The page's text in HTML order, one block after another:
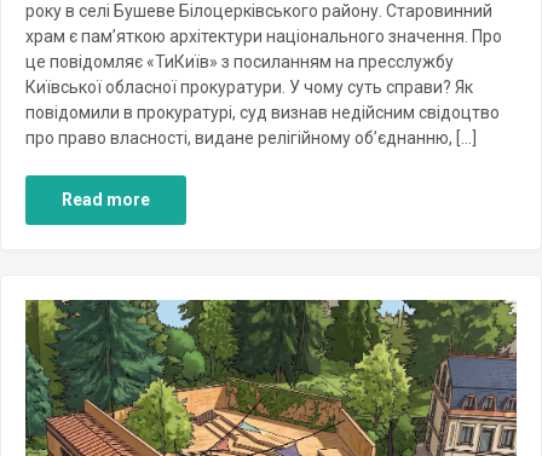
року в селі Бушеве Білоцерківського району. Старовинний
храм є пам’яткою архітектури національного значення. Про
це повідомляє «ТиКиїв» з посиланням на пресслужбу
Київської обласної прокуратури. У чому суть справи? Як
повідомили в прокуратурі, суд визнав недійсним свідоцтво
про право власності, видане релігійному об’єднанню, […]
Read more